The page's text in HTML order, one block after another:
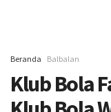
Beranda Balbalan
Klub Bola